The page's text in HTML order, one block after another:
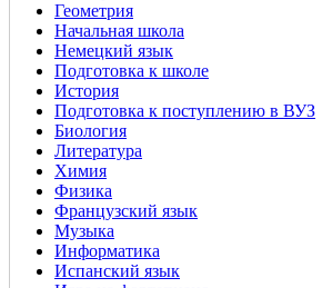
Геометрия
Начальная школа
Немецкий язык
Подготовка к школе
История
Подготовка к поступлению в ВУЗ
Биология
Литература
Химия
Физика
Французский язык
Музыка
Информатика
Испанский язык